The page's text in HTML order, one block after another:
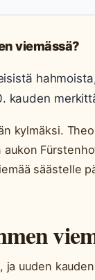
viemässä?
kauden
kylmäksi.
säästelle
ja uuden